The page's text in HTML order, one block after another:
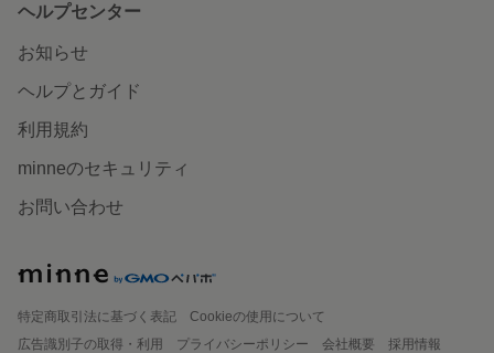
ヘルプセンター
お知らせ
ヘルプとガイド
利用規約
minneのセキュリティ
お問い合わせ
特定商取引法に基づく表記
Cookieの使用について
広告識別子の取得・利用
プライバシーポリシー 会社概要
採用情報